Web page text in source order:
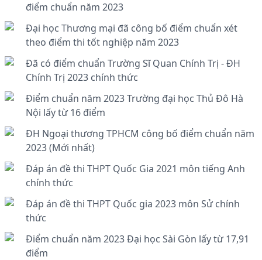
điểm chuẩn năm 2023
Đại học Thương mại đã công bố điểm chuẩn xét
theo điểm thi tốt nghiệp năm 2023
Đã có điểm chuẩn Trường Sĩ Quan Chính Trị - ĐH
Chính Trị 2023 chính thức
Điểm chuẩn năm 2023 Trường đại học Thủ Đô Hà
Nội lấy từ 16 điểm
ĐH Ngoại thương TPHCM công bố điểm chuẩn năm
2023 (Mới nhất)
Đáp án đề thi THPT Quốc Gia 2021 môn tiếng Anh
chính thức
Đáp án đề thi THPT Quốc gia 2023 môn Sử chính
thức
Điểm chuẩn năm 2023 Đại học Sài Gòn lấy từ 17,91
điểm